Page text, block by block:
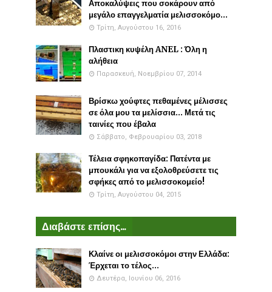
Αποκαλύψεις που σοκάρουν από
μεγάλο επαγγελματία μελισσοκόμο...
Τρίτη, Αυγούστου 16, 2016
Πλαστικη κυψέλη ANEL : Όλη η
αλήθεια
Παρασκευή, Νοεμβρίου 07, 2014
Βρίσκω χούφτες πεθαμένες μέλισσες
σε όλα μου τα μελίσσια... Μετά τις
ταινίες που έβαλα
Σάββατο, Φεβρουαρίου 03, 2018
Τέλεια σφηκοπαγίδα: Πατέντα με
μπουκάλι για να εξολοθρεύσετε τις
σφήκες από το μελισσοκομείο!
Τρίτη, Αυγούστου 04, 2015
Διαβάστε επίσης...
Κλαίνε οι μελισσοκόμοι στην Ελλάδα:
Έρχεται το τέλος...
Δευτέρα, Ιουνίου 06, 2016